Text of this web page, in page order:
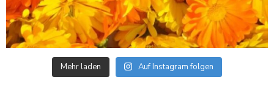
Mehr laden Auf Instagram folgen